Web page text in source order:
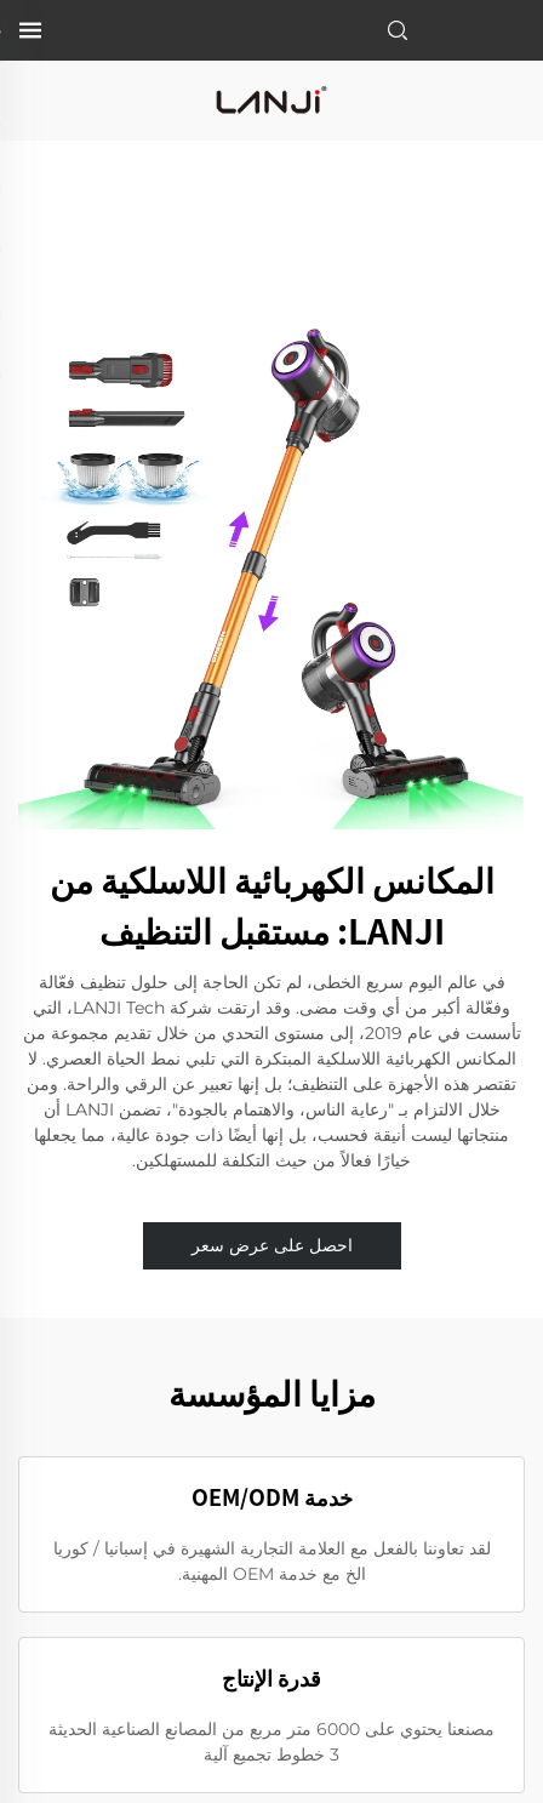
المكانس الكهربائية اللاسلكية من
LANJI: مستقبل التنظيف
في عالم اليوم سريع الخطى، لم تكن الحاجة إلى حلول تنظيف فعّالة
وفعّالة أكبر من أي وقت مضى. وقد ارتقت شركة LANJI Tech، التي
تأسست في عام 2019، إلى مستوى التحدي من خلال تقديم مجموعة من
المكانس الكهربائية اللاسلكية المبتكرة التي تلبي نمط الحياة العصري. لا
تقتصر هذه الأجهزة على التنظيف؛ بل إنها تعبير عن الرقي والراحة. ومن
خلال الالتزام بـ "رعاية الناس، والاهتمام بالجودة"، تضمن LANJI أن
منتجاتها ليست أنيقة فحسب، بل إنها أيضًا ذات جودة عالية، مما يجعلها
خيارًا فعالاً من حيث التكلفة للمستهلكين.
احصل على عرض سعر
مزايا المؤسسة
خدمة OEM/ODM
لقد تعاوننا بالفعل مع العلامة التجارية الشهيرة في إسبانيا / كوريا
الخ مع خدمة OEM المهنية.
قدرة الإنتاج
مصنعنا يحتوي على 6000 متر مربع من المصانع الصناعية الحديثة
3 خطوط تجميع آلية